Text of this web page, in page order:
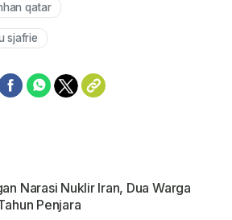
qatar
sjafrie
Narasi Nuklir Iran, Dua Warga
Penjara